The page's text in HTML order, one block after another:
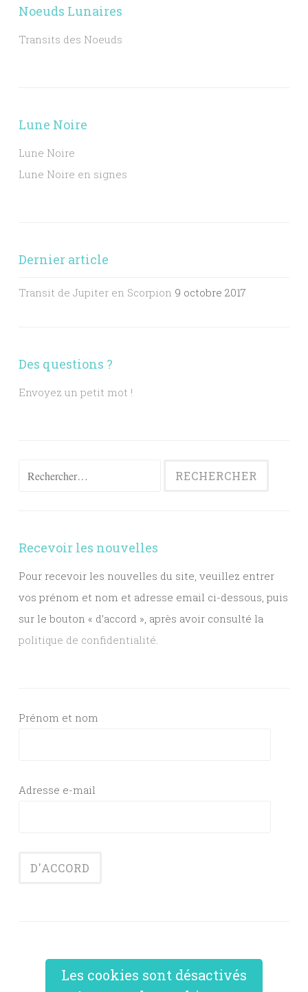
Noeuds Lunaires
Transits des Noeuds
Lune Noire
Lune Noire
Lune Noire en signes
Dernier article
Transit de Jupiter en Scorpion 9 octobre 2017
Des questions ?
Envoyez un petit mot !
Rechercher :
Recevoir les nouvelles
Pour recevoir les nouvelles du site, veuillez entrer
vos prénom et nom et adresse email ci-dessous, puis
sur le bouton « d’accord », après avoir consulté la
politique de confidentialité
Prénom et nom
Adresse e-mail
Les cookies sont désactivés